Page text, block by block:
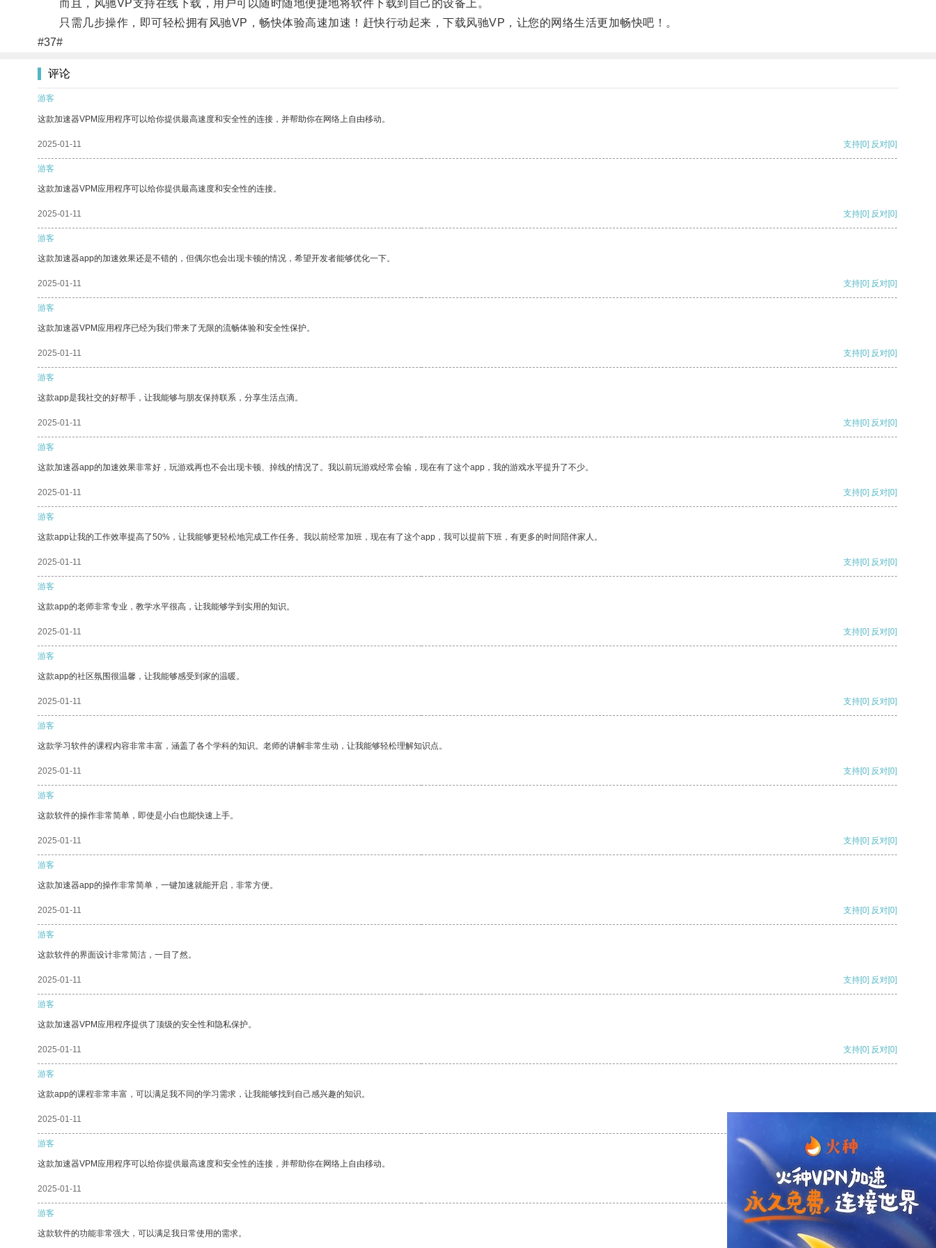
而且，风驰VP支持在线下载，用户可以随时随地便捷地将软件下载到自己的设备上。
只需几步操作，即可轻松拥有风驰VP，畅快体验高速加速！赶快行动起来，下载风驰VP，让您的网络生活更加畅快吧！。
#37#
评论
游客
这款加速器VPM应用程序可以给你提供最高速度和安全性的连接，并帮助你在网络上自由移动。
2025-01-11 支持[0] 反对[0]
游客
这款加速器VPM应用程序可以给你提供最高速度和安全性的连接。
2025-01-11 支持[0] 反对[0]
游客
这款加速器app的加速效果还是不错的，但偶尔也会出现卡顿的情况，希望开发者能够优化一下。
2025-01-11 支持[0] 反对[0]
游客
这款加速器VPM应用程序已经为我们带来了无限的流畅体验和安全性保护。
2025-01-11 支持[0] 反对[0]
游客
这款app是我社交的好帮手，让我能够与朋友保持联系，分享生活点滴。
2025-01-11 支持[0] 反对[0]
游客
这款加速器app的加速效果非常好，玩游戏再也不会出现卡顿、掉线的情况了。我以前玩游戏经常会输，现在有了这个app，我的游戏水平提升了不少。
2025-01-11 支持[0] 反对[0]
游客
这款app让我的工作效率提高了50%，让我能够更轻松地完成工作任务。我以前经常加班，现在有了这个app，我可以提前下班，有更多的时间陪伴家人。
2025-01-11 支持[0] 反对[0]
游客
这款app的老师非常专业，教学水平很高，让我能够学到实用的知识。
2025-01-11 支持[0] 反对[0]
游客
这款app的社区氛围很温馨，让我能够感受到家的温暖。
2025-01-11 支持[0] 反对[0]
游客
这款学习软件的课程内容非常丰富，涵盖了各个学科的知识。老师的讲解非常生动，让我能够轻松理解知识点。
2025-01-11 支持[0] 反对[0]
游客
这款软件的操作非常简单，即使是小白也能快速上手。
2025-01-11 支持[0] 反对[0]
游客
这款加速器app的操作非常简单，一键加速就能开启，非常方便。
2025-01-11 支持[0] 反对[0]
游客
这款软件的界面设计非常简洁，一目了然。
2025-01-11 支持[0] 反对[0]
游客
这款加速器VPM应用程序提供了顶级的安全性和隐私保护。
2025-01-11 支持[0] 反对[0]
游客
这款app的课程非常丰富，可以满足我不同的学习需求，让我能够找到自己感兴趣的知识。
2025-01-11
游客
这款加速器VPM应用程序可以给你提供最高速度和安全性的连接，并帮助你在网络上自由移动。
2025-01-11 支持 [0] 反对 [0]
游客
这款软件的功能非常强大，可以满足我日常使用的需求。